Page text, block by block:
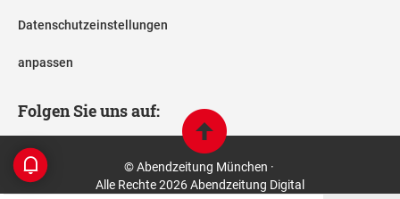
Datenschutzeinstellungen
anpassen
Folgen Sie uns auf:
© Abendzeitung München ·
Alle Rechte 2026 Abendzeitung Digital